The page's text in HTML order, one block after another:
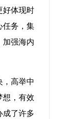
好体现时
任务，集
强海内
高举中
，有效
了许多